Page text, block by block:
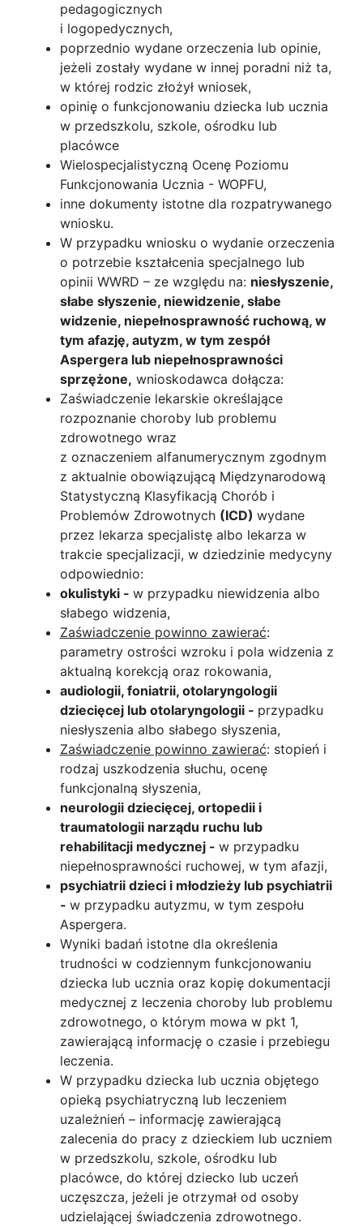
pedagogicznych
i logopedycznych,
poprzednio wydane orzeczenia lub opinie,
jeżeli zostały wydane w innej poradni niż ta,
w której rodzic złożył wniosek,
opinię o funkcjonowaniu dziecka lub ucznia
w przedszkolu, szkole, ośrodku lub
placówce
Wielospecjalistyczną Ocenę Poziomu
Funkcjonowania Ucznia - WOPFU,
inne dokumenty istotne dla rozpatrywanego
wniosku.
W przypadku wniosku o wydanie orzeczenia
o potrzebie kształcenia specjalnego lub
opinii WWRD – ze względu na: niesłyszenie,
słabe słyszenie, niewidzenie, słabe
widzenie, niepełnosprawność ruchową, w
tym afazję, autyzm, w tym zespół
Aspergera lub niepełnosprawności
sprzężone, wnioskodawca dołącza:
Zaświadczenie lekarskie określające
rozpoznanie choroby lub problemu
zdrowotnego wraz
z oznaczeniem alfanumerycznym zgodnym
z aktualnie obowiązującą Międzynarodową
Statystyczną Klasyfikacją Chorób i
Problemów Zdrowotnych (ICD) wydane
przez lekarza specjalistę albo lekarza w
trakcie specjalizacji, w dziedzinie medycyny
odpowiednio:
okulistyki - w przypadku niewidzenia albo
słabego widzenia,
Zaświadczenie powinno zawierać:
parametry ostrości wzroku i pola widzenia z
aktualną korekcją oraz rokowania,
audiologii, foniatrii, otolaryngologii
dziecięcej lub otolaryngologii - przypadku
niesłyszenia albo słabego słyszenia,
Zaświadczenie powinno zawierać: stopień i
rodzaj uszkodzenia słuchu, ocenę
funkcjonalną słyszenia,
neurologii dziecięcej, ortopedii i
traumatologii narządu ruchu lub
rehabilitacji medycznej - w przypadku
niepełnosprawności ruchowej, w tym afazji,
psychiatrii dzieci i młodzieży lub psychiatrii
- w przypadku autyzmu, w tym zespołu
Aspergera.
Wyniki badań istotne dla określenia
trudności w codziennym funkcjonowaniu
dziecka lub ucznia oraz kopię dokumentacji
medycznej z leczenia choroby lub problemu
zdrowotnego, o którym mowa w pkt 1,
zawierającą informację o czasie i przebiegu
leczenia.
W przypadku dziecka lub ucznia objętego
opieką psychiatryczną lub leczeniem
uzależnień – informację zawierającą
zalecenia do pracy z dzieckiem lub uczniem
w przedszkolu, szkole, ośrodku lub
placówce, do której dziecko lub uczeń
uczęszcza, jeżeli je otrzymał od osoby
udzielającej świadczenia zdrowotnego.